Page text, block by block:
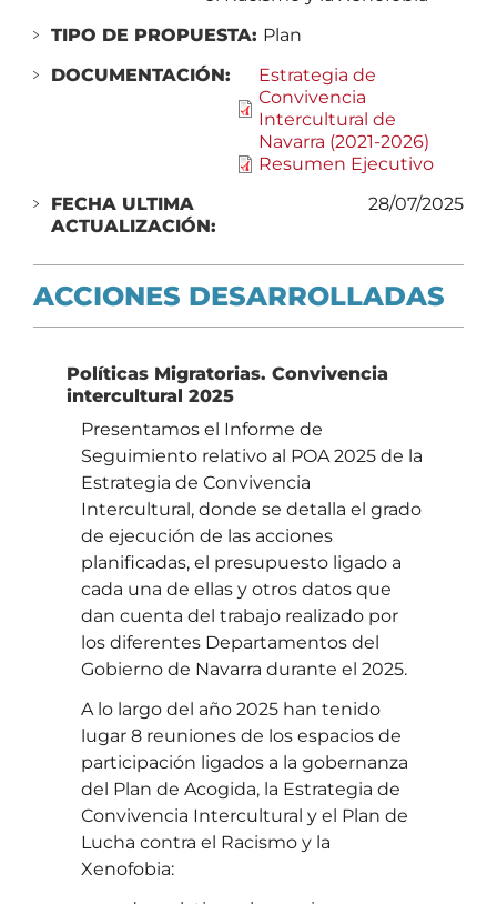
TIPO DE PROPUESTA: Plan
DOCUMENTACIÓN:
Estrategia de
Convivencia
Intercultural de
Navarra (2021-2026)
Resumen Ejecutivo
FECHA ULTIMA
ACTUALIZACIÓN:
28/07/2025
ACCIONES DESARROLLADAS
Políticas Migratorias. Convivencia
intercultural 2025
Presentamos el Informe de
Seguimiento relativo al POA 2025 de la
Estrategia de Convivencia
Intercultural, donde se detalla el grado
de ejecución de las acciones
planificadas, el presupuesto ligado a
cada una de ellas y otros datos que
dan cuenta del trabajo realizado por
los diferentes Departamentos del
Gobierno de Navarra durante el 2025.
A lo largo del año 2025 han tenido
lugar 8 reuniones de los espacios de
participación ligados a la gobernanza
del Plan de Acogida, la Estrategia de
Convivencia Intercultural y el Plan de
Lucha contra el Racismo y la
Xenofobia: